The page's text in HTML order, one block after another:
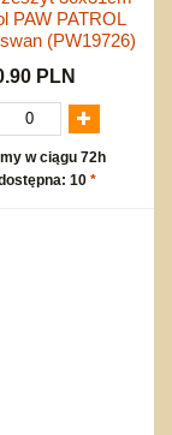
PAW PATROL
(PW19726)
PLN
w ciągu 72h
10 *